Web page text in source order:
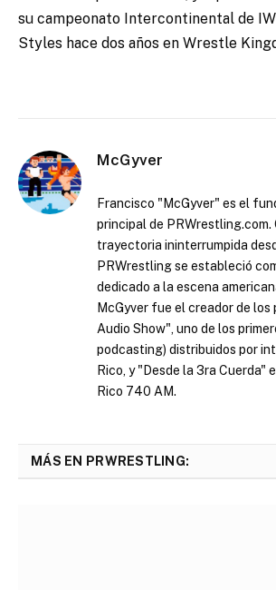
su campeonato Intercontinental de
Styles hace dos años en Wrestle
McGyver
Francisco "McGyver" es el
principal de PRWrestling.com.
trayectoria ininterrumpida
PRWrestling se estableció
dedicado a la escena
McGyver fue el creador de los
Audio Show", uno de los
podcasting) distribuidos por
Rico, y "Desde la 3ra Cuerda"
Rico 740 AM.
MÁS EN PRWRESTLING: